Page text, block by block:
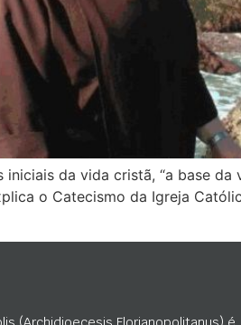
da vida cristã, “a base
o Catecismo da Igreja